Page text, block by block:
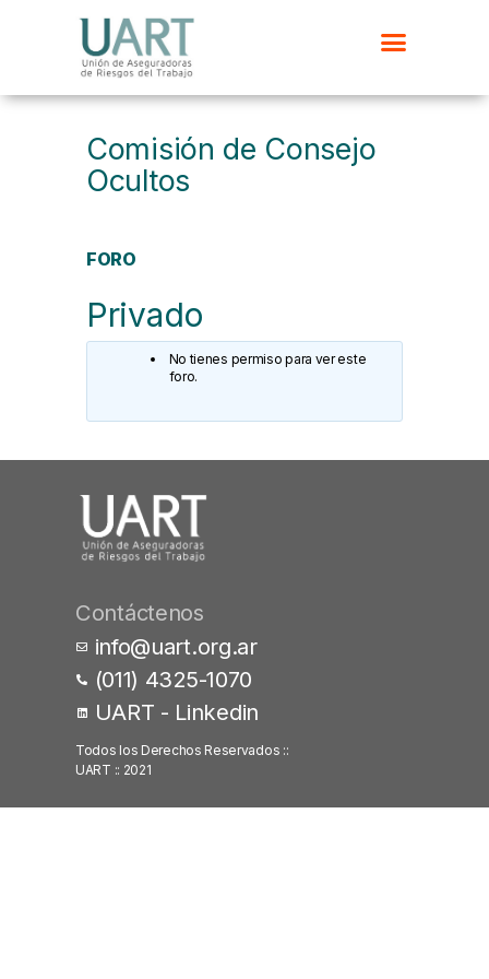
Comisión de Consejo
Ocultos
FORO
Privado
No tienes permiso para ver este
foro.
Contáctenos
info@uart.org.ar
(011) 4325-1070
UART - Linkedin
Todos los Derechos Reservados ::
UART :: 2021